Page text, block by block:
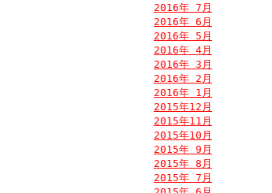
2016年 7月
2016年 6月
2016年 5月
2016年 4月
2016年 3月
2016年 2月
2016年 1月
2015年12月
2015年11月
2015年10月
2015年 9月
2015年 8月
2015年 7月